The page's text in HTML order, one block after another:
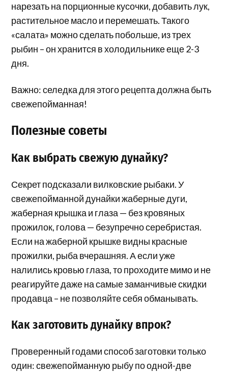
нарезать на порционные кусочки, добавить лук,
растительное масло и перемешать. Такого
«салата» можно сделать побольше, из трех
рыбин – он хранится в холодильнике еще 2-3
дня.
Важно: селедка для этого рецепта должна быть
свежепойманная!
Полезные советы
Как выбрать свежую дунайку?
Секрет подсказали вилковские рыбаки. У
свежепойманной дунайки жаберные дуги,
жаберная крышка и глаза — без кровяных
прожилок, голова — безупречно серебристая.
Если на жаберной крышке видны красные
прожилки, рыба вчерашняя. А если уже
налились кровью глаза, то проходите мимо и не
реагируйте даже на самые заманчивые скидки
продавца – не позволяйте себя обманывать.
Как заготовить дунайку впрок?
Проверенный годами способ заготовки только
один: свежепойманную рыбу по одной-две